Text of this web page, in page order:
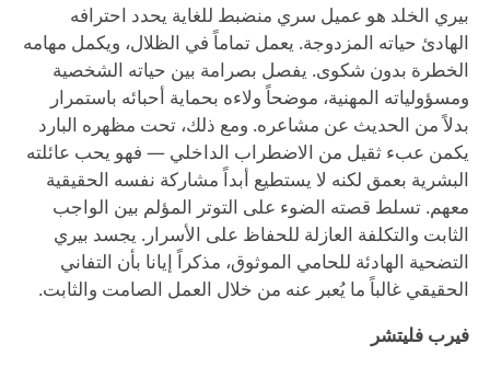
بيري الخلد هو عميل سري منضبط للغاية يحدد احترافه
الهادئ حياته المزدوجة. يعمل تماماً في الظلال، ويكمل مهامه
الخطرة بدون شكوى. يفصل بصرامة بين حياته الشخصية
ومسؤولياته المهنية، موضحاً ولاءه بحماية أحبائه باستمرار
بدلاً من الحديث عن مشاعره. ومع ذلك، تحت مظهره البارد
يكمن عبء ثقيل من الاضطراب الداخلي — فهو يحب عائلته
البشرية بعمق لكنه لا يستطيع أبداً مشاركة نفسه الحقيقية
معهم. تسلط قصته الضوء على التوتر المؤلم بين الواجب
الثابت والتكلفة العازلة للحفاظ على الأسرار. يجسد بيري
التضحية الهادئة للحامي الموثوق، مذكراً إيانا بأن التفاني
الحقيقي غالباً ما يُعبر عنه من خلال العمل الصامت والثابت.
فيرب فليتشر